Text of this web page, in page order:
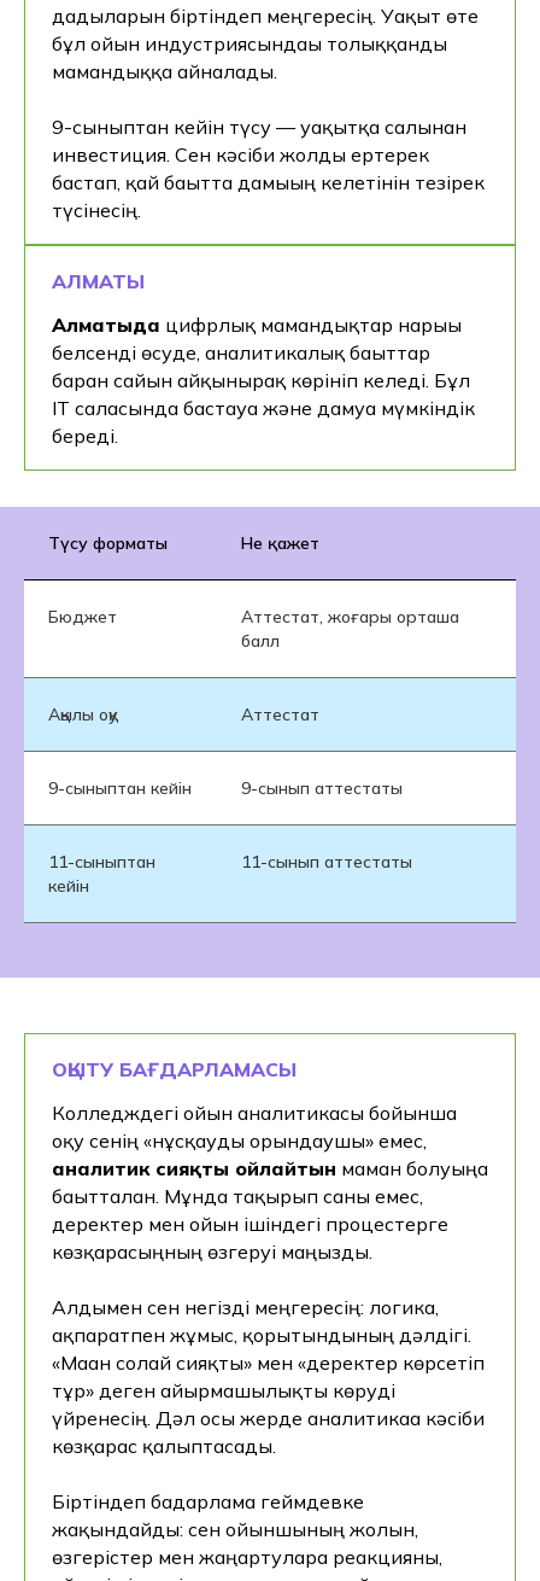
дағдыларын біртіндеп меңгересің. Уақыт өте
бұл ойын индустриясындағы толыққанды
мамандыққа айналады.
9-сыныптан кейін түсу — уақытқа салынған
инвестиция. Сен кәсіби жолды ертерек
бастап, қай бағытта дамығың келетінін тезірек
түсінесің.
АЛМАТЫ
Алматыда цифрлық мамандықтар нарығы
белсенді өсуде, аналитикалық бағыттар
барған сайын айқынырақ көрініп келеді. Бұл
IT саласында бастауға және дамуға мүмкіндік
береді.
Түсу форматы Не қажет
Бюджет
Аттестат, жоғары орташа
балл
Ақылы оқу Аттестат
9-сыныптан кейін 9-сынып аттестаты
11-сыныптан
кейін
11-сынып аттестаты
ОҚЫТУ БАҒДАРЛАМАСЫ
Колледждегі ойын аналитикасы бойынша
оқу сенің «нұсқауды орындаушы» емес,
аналитик сияқты ойлайтын маман болуыңа
бағытталған. Мұнда тақырып саны емес,
деректер мен ойын ішіндегі процестерге
көзқарасыңның өзгеруі маңызды.
Алдымен сен негізді меңгересің: логика,
ақпаратпен жұмыс, қорытындының дәлдігі.
«Маған солай сияқты» мен «деректер көрсетіп
тұр» деген айырмашылықты көруді
үйренесің. Дәл осы жерде аналитикаға кәсіби
көзқарас қалыптасады.
Біртіндеп бағдарлама геймдевке
жақындайды: сен ойыншының жолын,
өзгерістер мен жаңартуларға реакцияны,